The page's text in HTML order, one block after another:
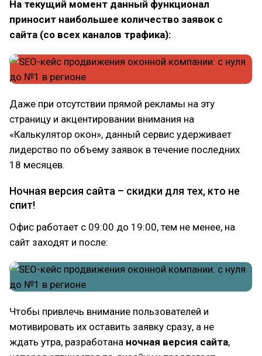
На текущий момент данный функционал
приносит наибольшее количество заявок с
сайта (со всех каналов трафика):
Даже при отсутствии прямой рекламы на эту
страницу и акцентировании внимания на
«Калькулятор окон», данный сервис удерживает
лидерство по объему заявок в течение последних
18 месяцев.
Ночная версия сайта – скидки для тех, кто не
спит!
Офис работает с 09:00 до 19:00, тем не менее, на
сайт заходят и после:
Чтобы привлечь внимание пользователей и
мотивировать их оставить заявку сразу, а не
ждать утра, разработана ночная версия сайта,